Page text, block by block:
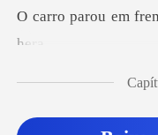
briu a po
esmo qu